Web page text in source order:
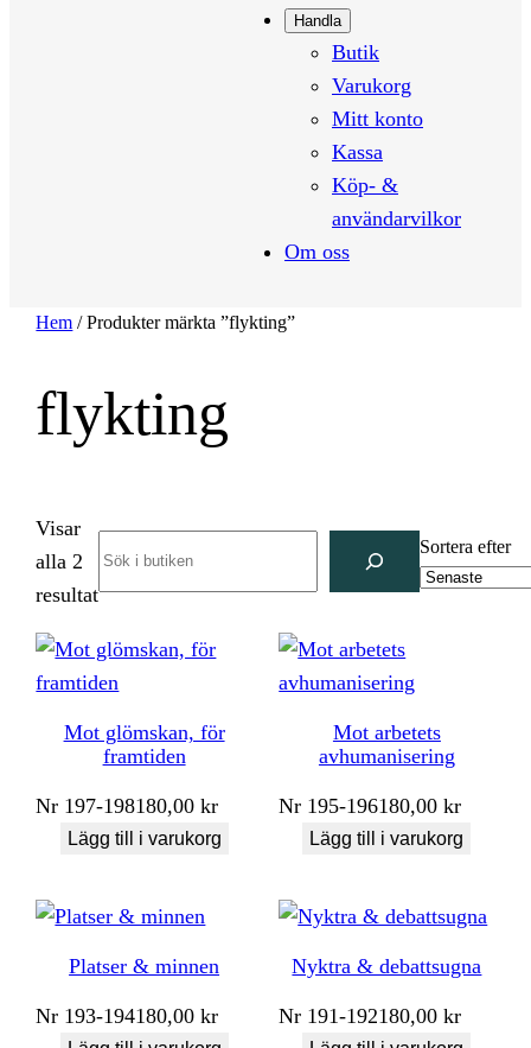
Handla
Butik
Varukorg
Mitt konto
Kassa
Köp- &
användarvilkor
Om oss
Hem / Produkter märkta ”flykting”
flykting
Visar
alla 2
resultatSortera
senaste
Sortera efter
Mot glömskan, för
framtiden
Nr 197-198180,00kr
Lägg till i varukorg
Mot arbetets
avhumanisering
Nr 195-196180,00kr
Lägg till i varukorg
Platser & minnen
Nr 193-194180,00kr
Nyktra & debattsugna
Nr 191-192180,00kr